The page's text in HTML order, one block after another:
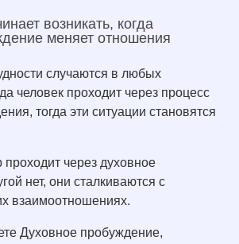
возникать, когда
меняет отношения
случаются в любых
человек проходит через процесс
тогда эти ситуации становятся
проходит через духовное
нет, они сталкиваются с
взаимоотношениях.
Духовное пробуждение,